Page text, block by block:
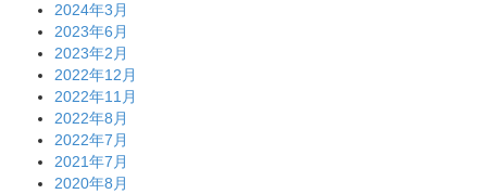
2024年3月
2023年6月
2023年2月
2022年12月
2022年11月
2022年8月
2022年7月
2021年7月
2020年8月